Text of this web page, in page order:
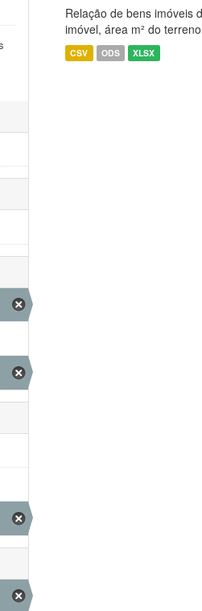
Relação de bens imóveis
imóvel, área m² do
CSV ODS XLSX